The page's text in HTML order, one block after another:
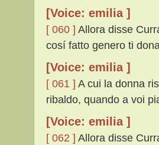
[Voice: emilia ]
[ 060 ] Allora disse
cosí fatto genero ti
[Voice: emilia ]
[ 061 ] A cui la donna
ribaldo, quando a voi
[Voice: emilia ]
[ 062 ] Allora disse